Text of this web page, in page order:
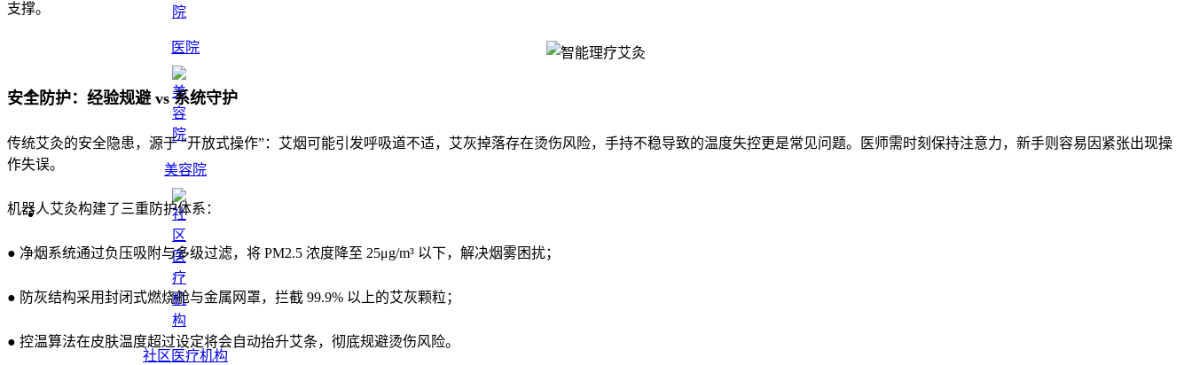
医院
美容院
社区医疗机构
支撑。
安全防护：经验规避 vs 系统守护
传统艾灸的安全隐患，源于 “开放式操作”：艾烟可能引发呼吸道不适，艾灰掉落存在烫伤风险，手持不稳导致的温度失控更是常见问题。医师需时刻保持注意力，新手则容易因紧张出现操
作失误。
机器人艾灸构建了三重防护体系：
● 净烟系统通过负压吸附与多级过滤，将 PM2.5 浓度降至 25μg/m³ 以下，解决烟雾困扰；
● 防灰结构采用封闭式燃烧舱与金属网罩，拦截 99.9% 以上的艾灰颗粒；
● 控温算法在皮肤温度超过设定将会自动抬升艾条，彻底规避烫伤风险。